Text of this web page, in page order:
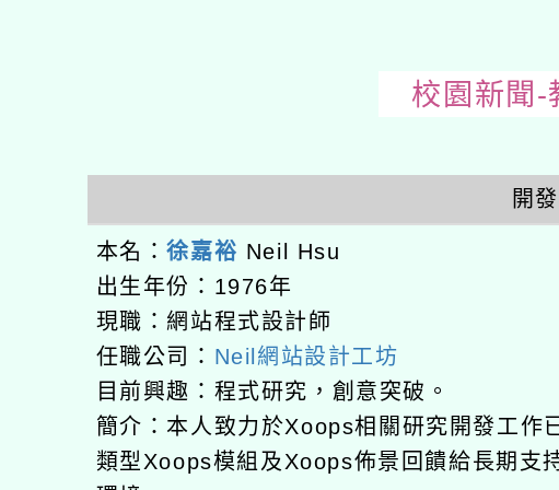
校園新聞-
開
本名：徐嘉裕 Neil Hsu
出生年份：1976年
現職：網站程式設計師
任職公司： Neil網站設計工坊
目前興趣：程式研究，創意突破。
簡介：本人致力於Xoops相關研究開發工作
類型Xoops模組及Xoops佈景回饋給長期支